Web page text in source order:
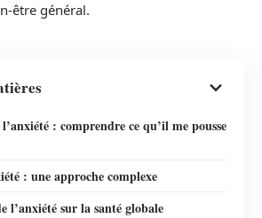
être général.
: comprendre ce qu’il me pousse
: une approche complexe
l’anxiété sur la santé globale